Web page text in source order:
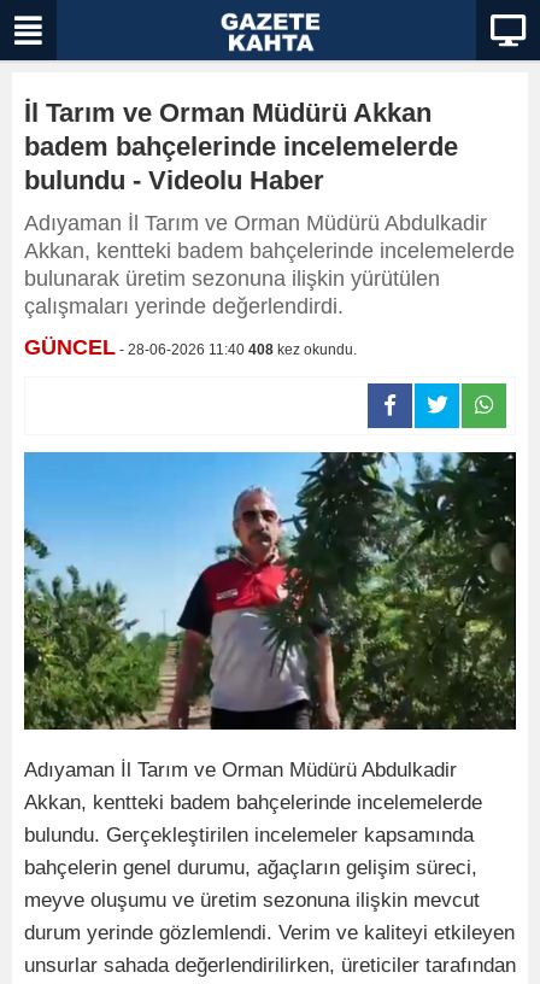
İl Tarım ve Orman Müdürü Akkan
badem bahçelerinde incelemelerde
bulundu - Videolu Haber
Adıyaman İl Tarım ve Orman Müdürü Abdulkadir
Akkan, kentteki badem bahçelerinde incelemelerde
bulunarak üretim sezonuna ilişkin yürütülen
çalışmaları yerinde değerlendirdi.
GÜNCEL - 28-06-2026 11:40 408 kez okundu.
Adıyaman İl Tarım ve Orman Müdürü Abdulkadir
Akkan, kentteki badem bahçelerinde incelemelerde
bulundu. Gerçekleştirilen incelemeler kapsamında
bahçelerin genel durumu, ağaçların gelişim süreci,
meyve oluşumu ve üretim sezonuna ilişkin mevcut
durum yerinde gözlemlendi. Verim ve kaliteyi etkileyen
unsurlar sahada değerlendirilirken, üreticiler tarafından